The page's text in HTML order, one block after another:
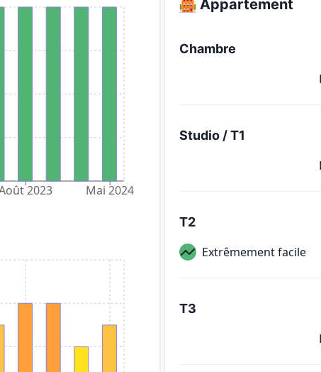
2023 Mai 2024
Appartement
Chambre
Studio / T1
T2
Extrêmement facile
T3